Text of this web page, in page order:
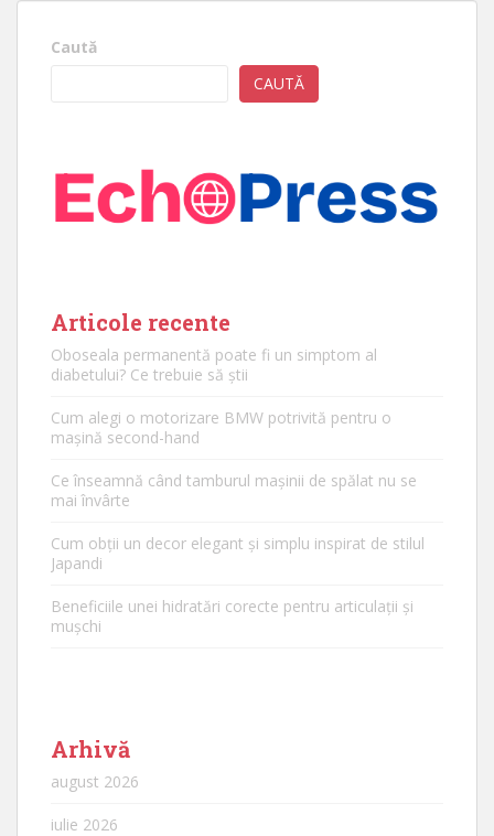
Caută
CAUTĂ
Articole recente
Oboseala permanentă poate fi un simptom al
diabetului? Ce trebuie să știi
Cum alegi o motorizare BMW potrivită pentru o
mașină second-hand
Ce înseamnă când tamburul mașinii de spălat nu se
mai învârte
Cum obții un decor elegant și simplu inspirat de stilul
Japandi
Beneficiile unei hidratări corecte pentru articulații și
mușchi
Arhivă
august 2026
iulie 2026